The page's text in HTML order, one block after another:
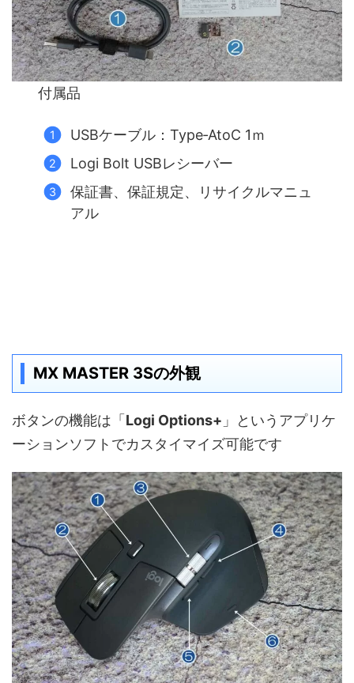
付属品
USBケーブル：Type‐AtoC 1ｍ
Logi Bolt USBレシーバー
保証書、保証規定、リサイクルマニュ
アル
MX MASTER 3Sの外観
ボタンの機能は「 Logi Options+ 」というアプリケ
ーションソフトでカスタイマイズ可能です